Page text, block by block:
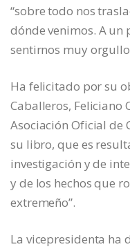
“sobre todo nos
dónde venimos. A un
sentirnos muy
Ha felicitado por su
Caballeros, Feliciano
Asociación Oficial de
su libro, que es
investigación y de
y de los hechos que
extremeño”.
La vicepresidenta ha